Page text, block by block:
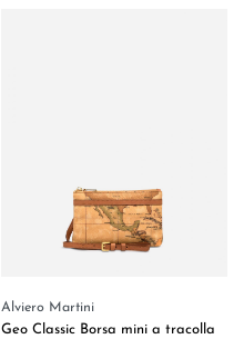
Alviero Martini
Geo Classic Borsa mini a tracolla